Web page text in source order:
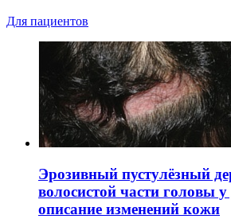
Для пациентов
Эрозивный пустулёзный
волосистой части головы
описание изменений кожи